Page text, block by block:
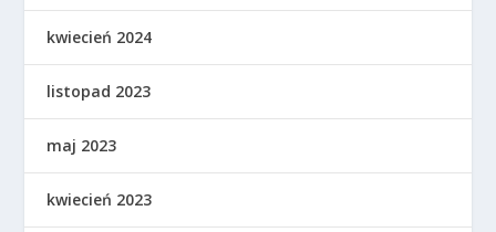
kwiecień 2024
listopad 2023
maj 2023
kwiecień 2023